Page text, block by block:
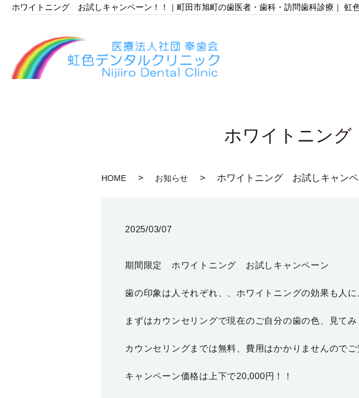
ホワイトニング お試しキャンペーン！！｜町田市旭町の歯医者・歯科・訪問歯科診療｜ 虹
ホワイトニン
HOME お知らせ ホワイトニング お試しキャンペ
2025/03/07
期間限定 ホワイトニング お試しキャンペーン
歯の印象は人それぞれ、、ホワイトニングの効果も人に
まずはカウンセリングで現在のご自分の歯の色、見てみ
カウンセリングまでは無料、費用はかかりませんのでご
キャンペーン価格は上下で20,000円！！